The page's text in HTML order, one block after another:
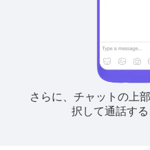
さらに、チャットの上
択して通話する